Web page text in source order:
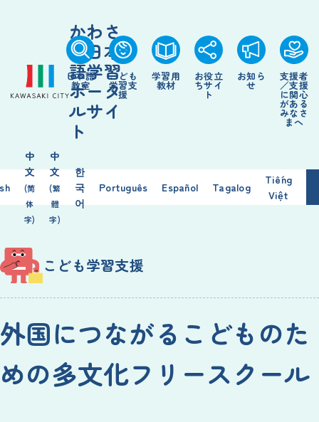
かわさ
き日本
語学習
ポータ
ルサイ
ト
日本語
教室
こども
学習支
援
学習用
教材
お役立
ちサイ
ト
お知ら
せ
支援者
／支援
に関心
がある
みなさ
まへ
中
文
(简
体
字)
中
文
(繁
體
字)
한
국
어
Português Español Tagalog
Tiếng
Việt
こども学習支援
外国につながるこどものた
めの多文化フリースクール